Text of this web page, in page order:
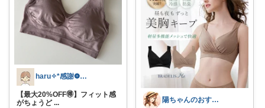
haru✧*感謝❁𓂃休
【最大20%OFF🉐】フィット感
がちょうど ...
陽ちゃんのおすすめROOM